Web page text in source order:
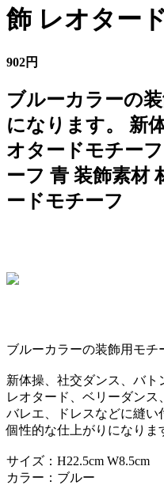
飾 レオター
902円
ブルーカラーの
になります。 新
オタードモチー
ーフ 青 装飾素材
ードモチーフ
ブルーカラーの装飾用モチ
新体操、社交ダンス、バト
レオタード、ベリーダンス
バレエ、ドレスなどに縫い
個性的な仕上がりになりま
サイズ：H22.5cm W8.5cm
カラー：ブルー